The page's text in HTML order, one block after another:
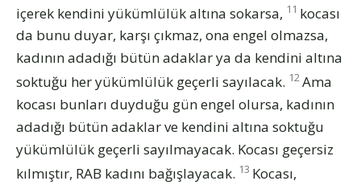
içerek kendini yükümlülük altına sokarsa, 11 kocası
da bunu duyar, karşı çıkmaz, ona engel olmazsa,
kadının adadığı bütün adaklar ya da kendini altına
soktuğu her yükümlülük geçerli sayılacak. 12Ama
kocası bunları duyduğu gün engel olursa, kadının
adadığı bütün adaklar ve kendini altına soktuğu
yükümlülük geçerli sayılmayacak. Kocası geçersiz
kılmıştır, RAB kadını bağışlayacak. 13 Kocası,